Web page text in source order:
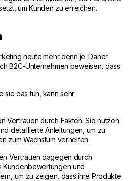
um Kunden zu erreichen.
heute mehr denn je. Daher
B2C-Unternehmen beweisen, dass
sie das tun, kann sehr
Vertrauen durch Fakten. Sie nutzen
detaillierte Anleitungen, um zu
zum Wachstum verhelfen.
Vertrauen dagegen durch
und
um zu zeigen, dass ihre Produkte